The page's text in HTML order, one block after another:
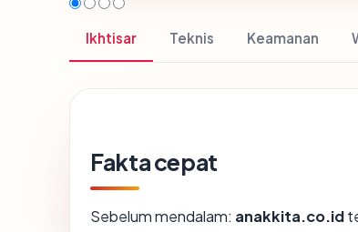
Ikhtisar Teknis Keamanan
Fakta cepat
Sebelum mendalam: anakkita.co.id